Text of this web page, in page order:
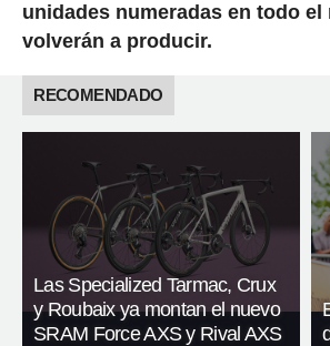
unidades numeradas en todo el
volverán a producir.
RECOMENDADO
Las Specialized Tarmac, Crux
y Roubaix ya montan el nuevo
SRAM Force AXS y Rival AXS